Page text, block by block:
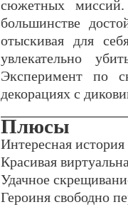
сюжетных
большинстве
отыскивая для
увлекательно
Эксперимент по
декорациях с
Плюсы
Интересная
Красивая
Удачное
Героиня свободно